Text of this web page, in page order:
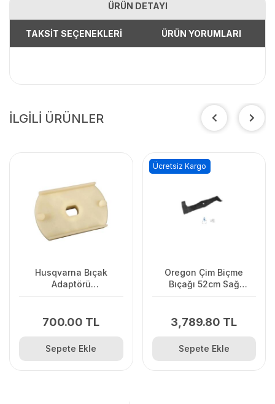
ÜRÜN DETAYI
TAKSİT SEÇENEKLERİ ÜRÜN YORUMLARI
İLGİLİ ÜRÜNLER
Husqvarna Bıçak
Adaptörü
700.00 TL
Sepete Ekle
Oregon Çim Biçme
Bıçağı 52cm Sağ
3,789.80 TL
Ücretsiz Kargo
Sepete Ekle